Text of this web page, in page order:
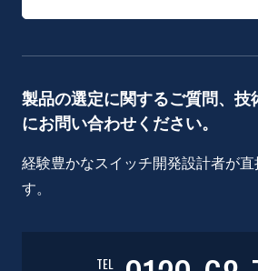
製品の選定に関するご質問、技
にお問い合わせください。
経験豊かなスイッチ開発設計者が直
す。
TEL